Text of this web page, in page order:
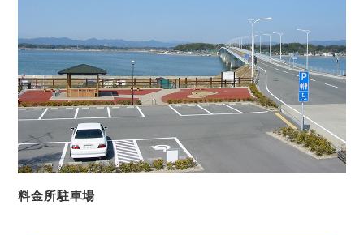
料金所駐車場